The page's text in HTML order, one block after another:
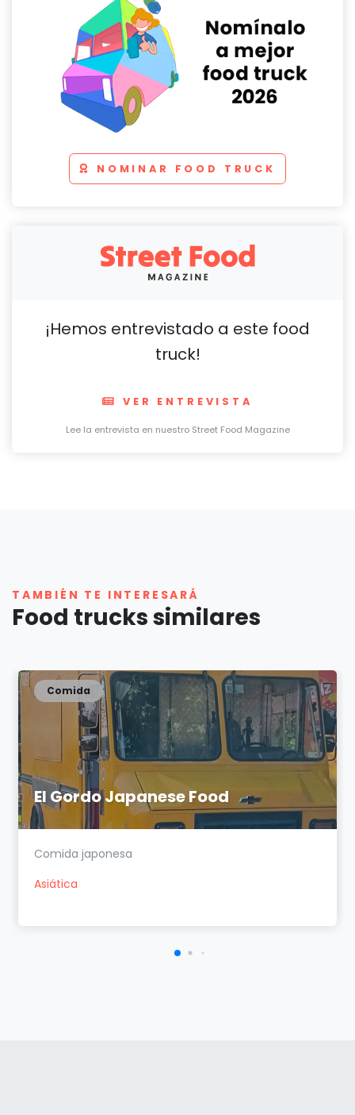
NOMINAR FOOD TRUCK
¡Hemos entrevistado a este food
truck!
VER ENTREVISTA
Lee la entrevista en nuestro Street Food Magazine
TAMBIÉN TE INTERESARÁ
Food trucks similares
El Gordo Japanese Food
Comida
Comida japonesa
Asiática